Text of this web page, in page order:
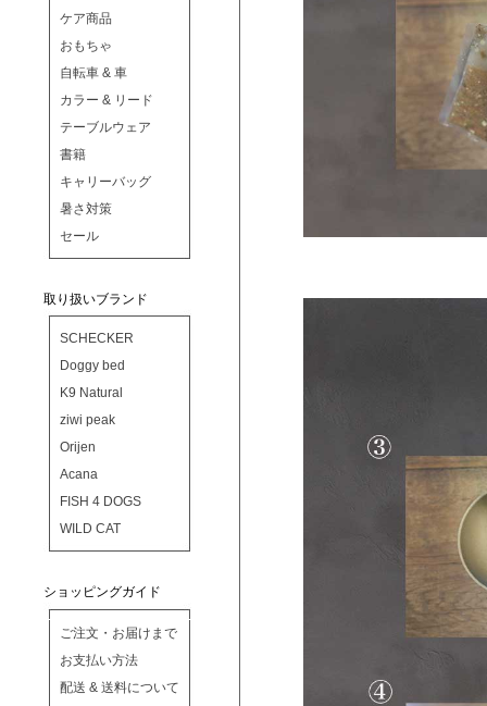
ケア商品
おもちゃ
自転車 & 車
カラー & リード
テーブルウェア
書籍
キャリーバッグ
暑さ対策
セール
取り扱いブランド
SCHECKER
Doggy bed
K9 Natural
ziwi peak
Orijen
Acana
FISH 4 DOGS
WILD CAT
ショッピングガイド
ご注文・お届けまで
お支払い方法
配送 & 送料について